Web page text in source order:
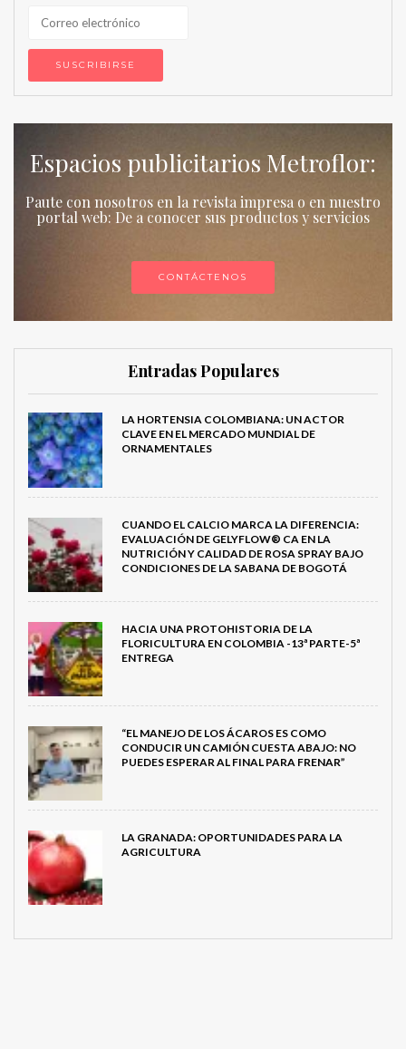
Espacios publicitarios Metroflor:
Paute con nosotros en la revista impresa o en nuestro
portal web: De a conocer sus productos y servicios
CONTÁCTENOS
Entradas Populares
LA HORTENSIA COLOMBIANA: UN ACTOR
CLAVE EN EL MERCADO MUNDIAL DE
ORNAMENTALES
CUANDO EL CALCIO MARCA LA DIFERENCIA:
EVALUACIÓN DE GELYFLOW® CA EN LA
NUTRICIÓN Y CALIDAD DE ROSA SPRAY BAJO
CONDICIONES DE LA SABANA DE BOGOTÁ
HACIA UNA PROTOHISTORIA DE LA
FLORICULTURA EN COLOMBIA -13ª PARTE-5ª
ENTREGA
“EL MANEJO DE LOS ÁCAROS ES COMO
CONDUCIR UN CAMIÓN CUESTA ABAJO: NO
PUEDES ESPERAR AL FINAL PARA FRENAR”
LA GRANADA: OPORTUNIDADES PARA LA
AGRICULTURA